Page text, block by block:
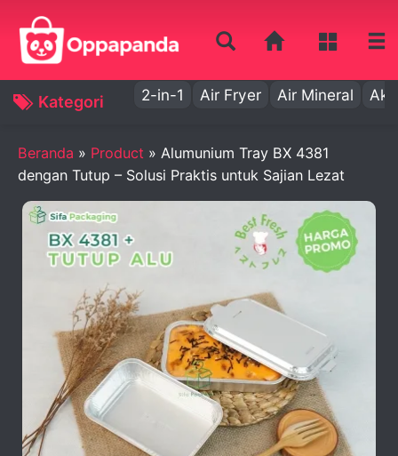
Kategori 2-in-1 Air Fryer Air Mineral Aki
Beranda » Product » Alumunium Tray BX 4381
dengan Tutup – Solusi Praktis untuk Sajian Lezat